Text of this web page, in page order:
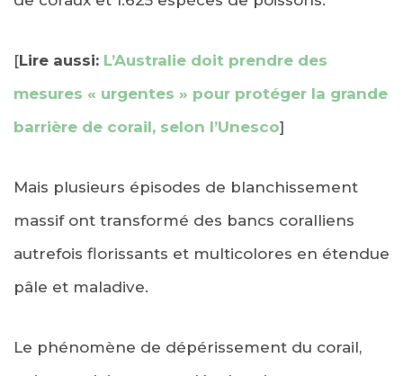
[Lire aussi: L’Australie doit prendre des
mesures « urgentes » pour protéger la grande
barrière de corail, selon l’Unesco]
Mais plusieurs épisodes de blanchissement
massif ont transformé des bancs coralliens
autrefois florissants et multicolores en étendue
pâle et maladive.
Le phénomène de dépérissement du corail,